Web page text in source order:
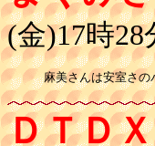
(金)17時28
麻美さんは安室さの
ＤＴＤＸ